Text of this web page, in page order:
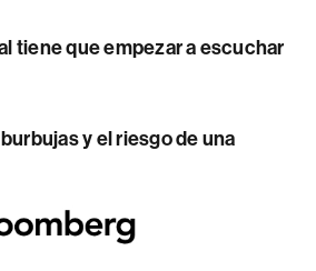
tiene que empezar a escuchar
y el riesgo de una